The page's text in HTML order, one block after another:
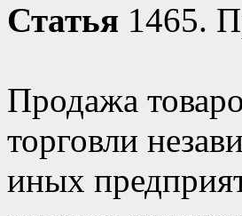
Статья 1465.
Продажа
торговли
иных